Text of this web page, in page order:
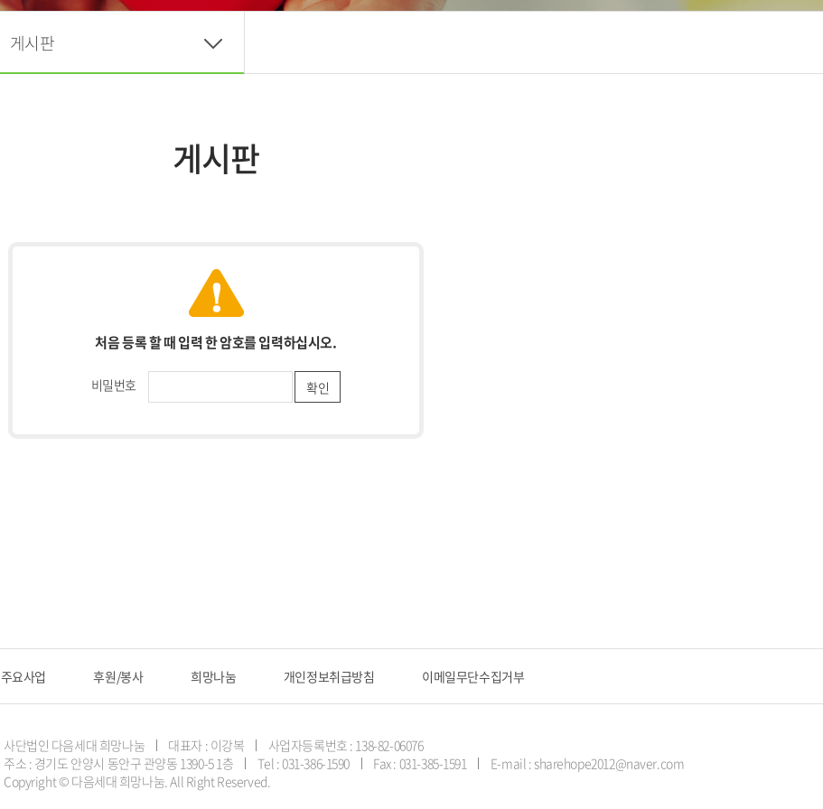
게시판
게시판
처음 등록 할 때 입력 한 암호를 입력하십시오.
비밀번호
주요사업 후원/봉사 희망나눔 개인정보취급방침 이메일무단수집거부
사단법인 다음세대 희망나눔 대표자 : 이강복
사업자등록번호 : 138-82-06076
주소 : 경기도 안양시 동안구 관양동 1390-5 1층
Tel : 031-386-1590 Fax : 031-385-1591
E-mail : sharehope2012@naver.com
Copyright © 다음세대 희망나눔. All Right Reserved.